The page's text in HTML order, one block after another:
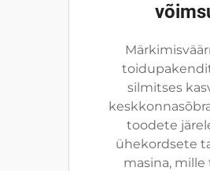
silmitses
toodete
ühekordsete
masina,